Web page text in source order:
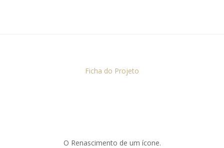
Ficha do Projeto
O Renascimento de um ícone.